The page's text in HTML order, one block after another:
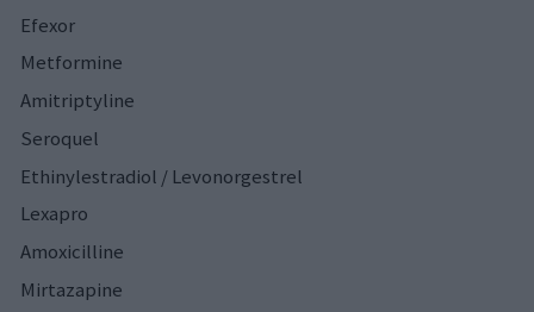
Efexor
Metformine
Amitriptyline
Seroquel
Ethinylestradiol / Levonorgestrel
Lexapro
Amoxicilline
Mirtazapine